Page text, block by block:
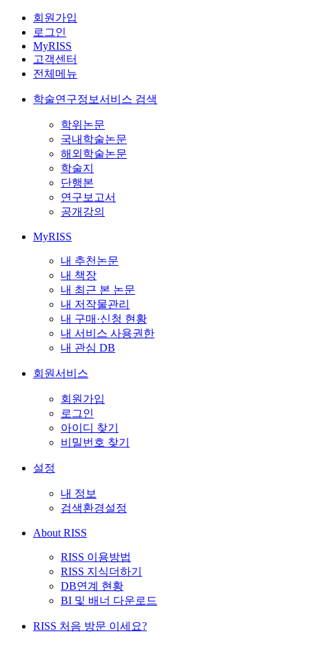
회원가입
로그인
MyRISS
고객센터
전체메뉴
학술연구정보서비스 검색
학위논문
국내학술논문
해외학술논문
학술지
단행본
연구보고서
공개강의
MyRISS
내 추천논문
내 책장
내 최근 본 논문
내 저작물관리
내 구매·신청 현황
내 서비스 사용권한
내 관심 DB
회원서비스
회원가입
로그인
아이디 찾기
비밀번호 찾기
설정
내 정보
검색환경설정
About RISS
RISS 이용방법
RISS 지식더하기
DB연계 현황
BI 및 배너 다운로드
RISS 처음 방문 이세요?